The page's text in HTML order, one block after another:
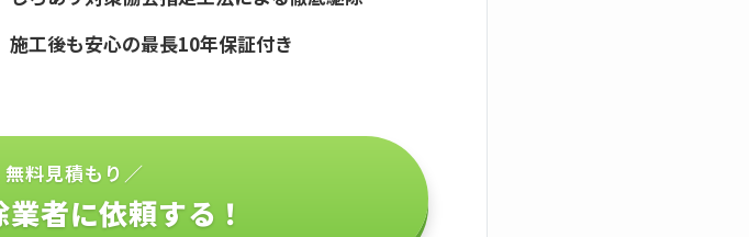
施工後も安心の最長10年保証付き
料見積もり／
者に依頼する！